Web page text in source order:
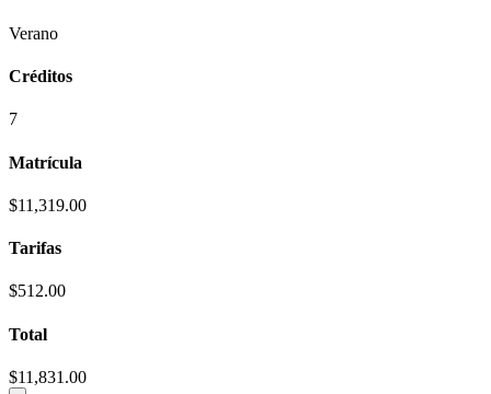
Verano
Créditos
7
Matrícula
$11,319.00
Tarifas
$512.00
Total
$11,831.00